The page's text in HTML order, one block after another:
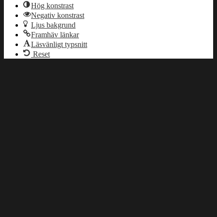
Hög konstrast
Negativ konstrast
Ljus bakgrund
Framhäv länkar
Läsvänligt typsnitt
Reset